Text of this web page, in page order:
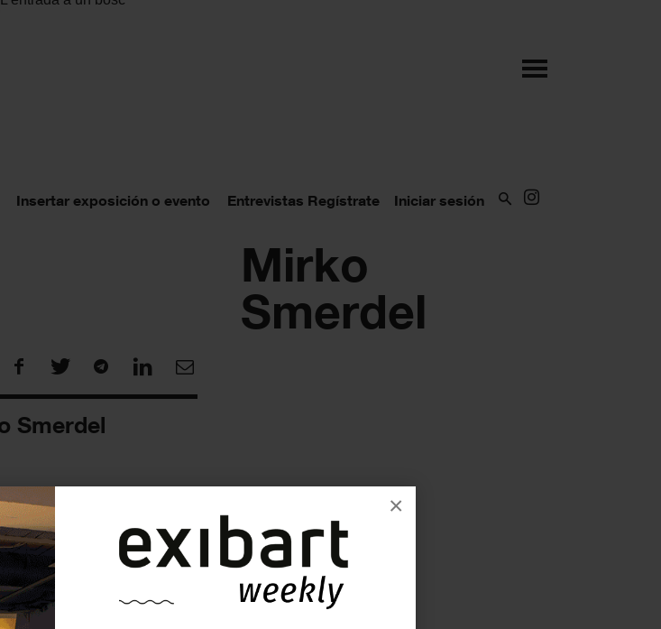
×
Insertar exposición o evento Entrevistas Regístrate Iniciar sesión
Mirko
Smerdel
Smerdel